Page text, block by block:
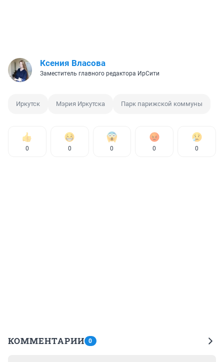
Ксения Власова
Заместитель главного редактора ИрСити
Иркутск Мэрия Иркутска Парк парижской коммуны
0 0 0 0 0
КОММЕНТАРИИ 0